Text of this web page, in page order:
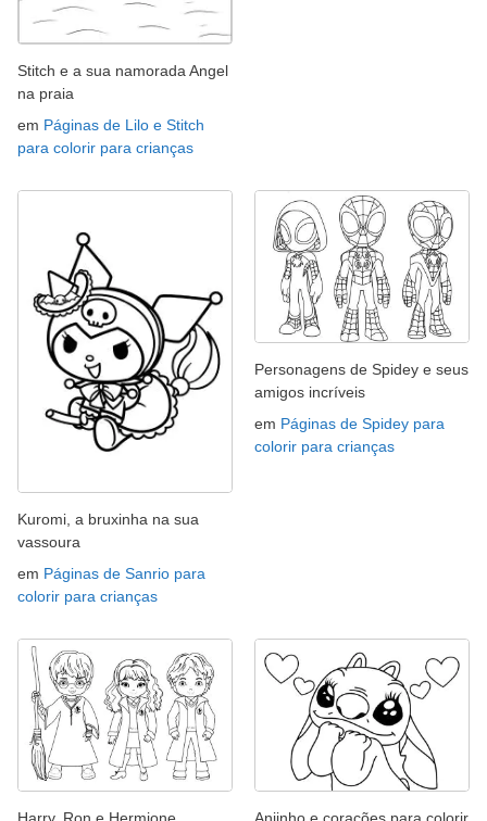
Stitch e a sua namorada Angel
na praia
em Páginas de Lilo e Stitch
para colorir para crianças
Kuromi, a bruxinha na sua
vassoura
em Páginas de Sanrio para
colorir para crianças
Personagens de Spidey e seus
amigos incríveis
em Páginas de Spidey para
colorir para crianças